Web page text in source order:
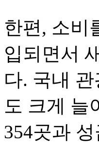
한편, 소비
입되면서
다. 국내
도 크게 늘
354곳과